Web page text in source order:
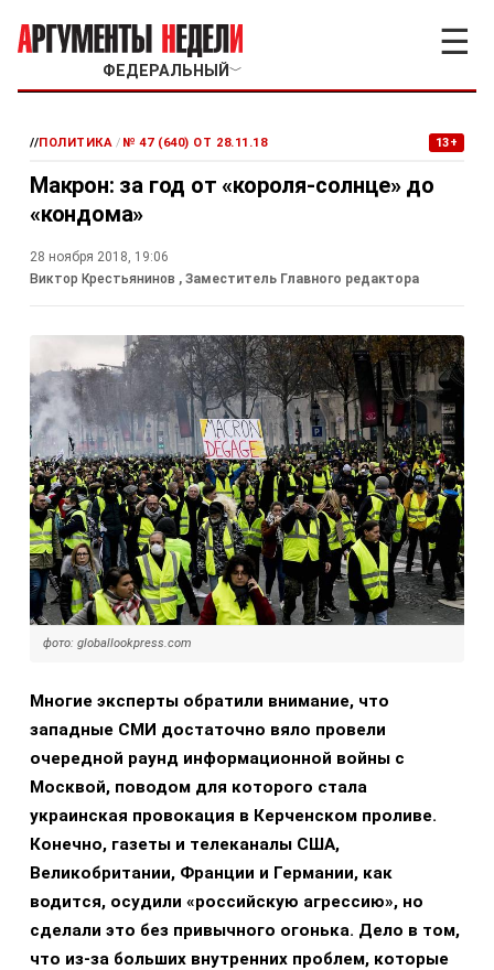
ФЕДЕРАЛЬНЫЙ ﹀
☰
//ПОЛИТИКА / № 47 (640) ОТ 28.11.18 13+
Макрон: за год от «короля-солнце» до
«кондома»
28 ноября 2018, 19:06
Виктор Крестьянинов , Заместитель Главного редактора
фото: globallookpress.com
Многие эксперты обратили внимание, что
западные СМИ достаточно вяло провели
очередной раунд информационной войны с
Москвой, поводом для которого стала
украинская провокация в Керченском проливе.
Конечно, газеты и телеканалы США,
Великобритании, Франции и Германии, как
водится, осудили «российскую агрессию», но
сделали это без привычного огонька. Дело в том,
что из-за больших внутренних проблем, которые